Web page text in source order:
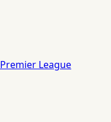
Premier League